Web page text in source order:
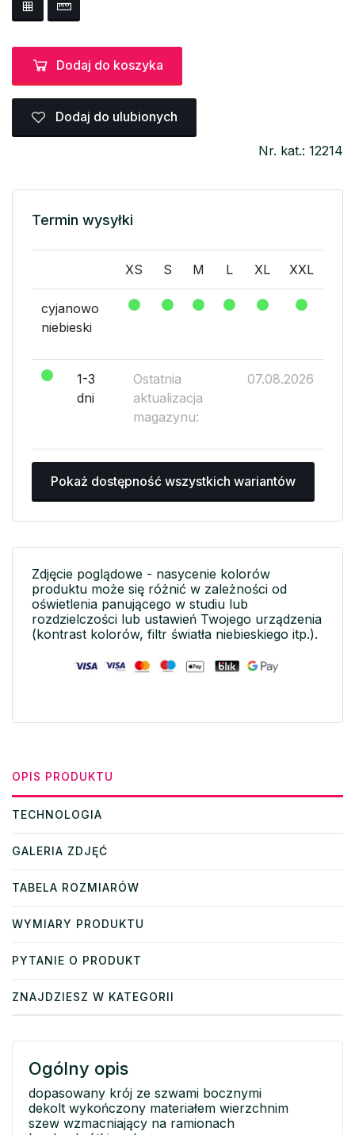
Dodaj do koszyka
Dodaj do ulubionych
Nr. kat.: 12214
Termin wysyłki
XS S M L XL XXL
cyjanowo
niebieski
1-3
dni
Ostatnia
aktualizacja
magazynu:
07.08.2026
Pokaż dostępność wszystkich wariantów
Zdjęcie poglądowe - nasycenie kolorów
produktu może się różnić w zależności od
oświetlenia panującego w studiu lub
rozdzielczości lub ustawień Twojego urządzenia
(kontrast kolorów, filtr światła niebieskiego itp.).
OPIS PRODUKTU
TECHNOLOGIA
GALERIA ZDJĘĆ
TABELA ROZMIARÓW
WYMIARY PRODUKTU
PYTANIE O PRODUKT
ZNAJDZIESZ W KATEGORII
Ogólny opis
dopasowany krój ze szwami bocznymi
dekolt wykończony materiałem wierzchnim
szew wzmacniający na ramionach